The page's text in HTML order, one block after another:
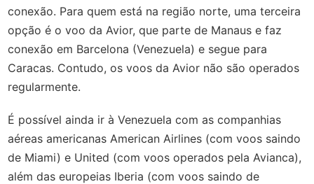
conexão. Para quem está na região norte, uma terceira
opção é o voo da Avior, que parte de Manaus e faz
conexão em Barcelona (Venezuela) e segue para
Caracas. Contudo, os voos da Avior não são operados
regularmente.
É possível ainda ir à Venezuela com as companhias
aéreas americanas American Airlines (com voos saindo
de Miami) e United (com voos operados pela Avianca),
além das europeias Iberia (com voos saindo de